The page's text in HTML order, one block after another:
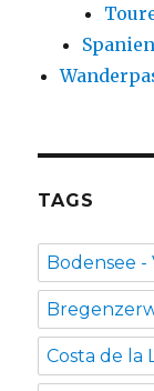
Spanien
TAGS
Bodensee
Costa de la